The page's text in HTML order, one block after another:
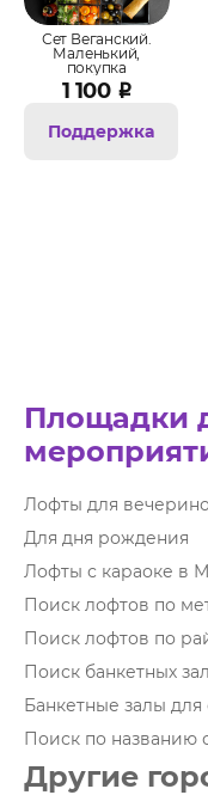
Сет Веганский.
Маленький,
покупка
1 100 ₽
Поддержка
Площадки
Лофты для
Для дня рождения
Лофты с караоке в
Поиск лофтов по
Поиск лофтов по
Поиск банкетных
Банкетные залы для
Поиск по названию
Другие